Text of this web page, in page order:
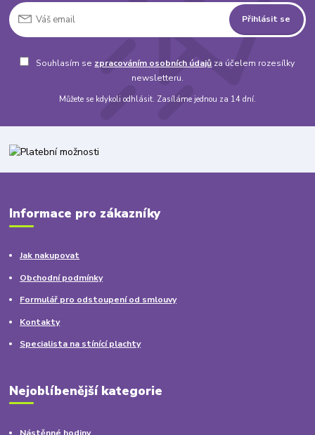
Přihlásit se
Souhlasím se zpracováním osobních údajů za účelem rozesílky
newsletteru.
Můžete se kdykoli odhlásit. Zasíláme jednou za 14 dní.
Informace pro zákazníky
Jak nakupovat
Obchodní podmínky
Formulář pro odstoupení od smlouvy
Kontakty
Specialista na stínící plachty
Nejoblíbenější kategorie